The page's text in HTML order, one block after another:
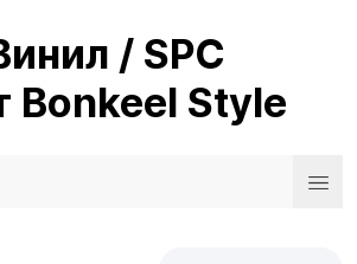
/ SPC
Bonkeel Style